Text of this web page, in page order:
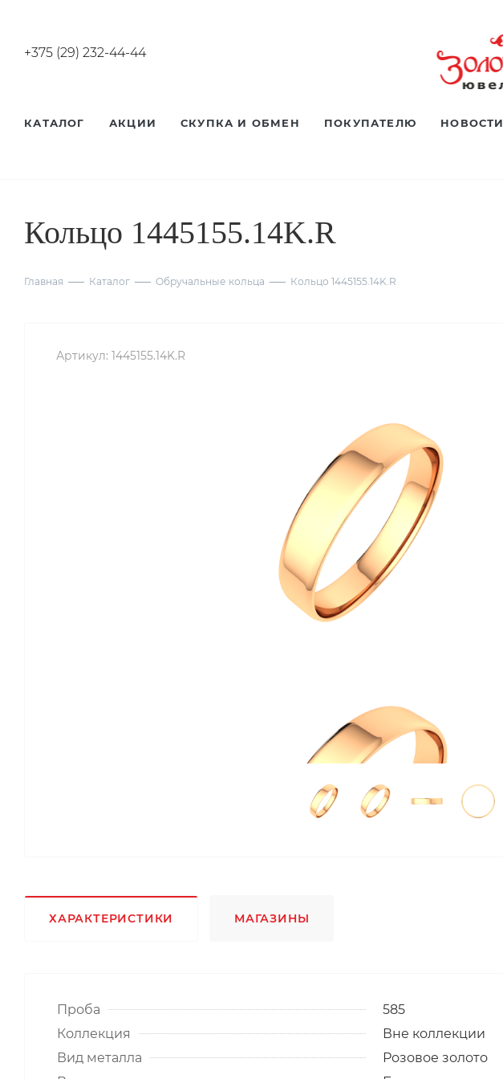
+375 (29) 232-44-44
КАТАЛОГ АКЦИИ СКУПКА И ОБМЕН ПОКУПАТЕЛЮ НОВОСТИ
Кольцо 1445155.14K.R
Главная Каталог Обручальные кольца Кольцо 1445155.14K.R
Артикул: 1445155.14K.R
ХАРАКТЕРИСТИКИ МАГАЗИНЫ
Проба
585
Коллекция
Вне коллекции
Вид металла
Розовое золото